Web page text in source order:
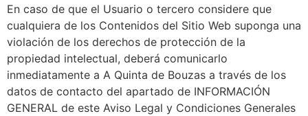
En caso de que el Usuario o tercero considere que
cualquiera de los Contenidos del Sitio Web suponga una
violación de los derechos de protección de la
propiedad intelectual, deberá comunicarlo
inmediatamente a A Quinta de Bouzas a través de los
datos de contacto del apartado de INFORMACIÓN
GENERAL de este Aviso Legal y Condiciones Generales